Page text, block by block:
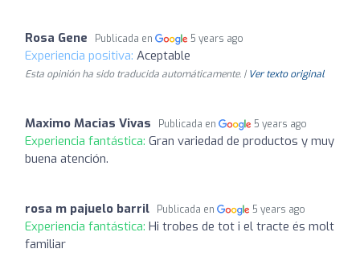
Rosa Gene Publicada en 5 years ago
Experiencia positiva: Aceptable
Esta opinión ha sido traducida automáticamente. | Ver texto original
Maximo Macias Vivas Publicada en 5 years ago
Experiencia fantástica: Gran variedad de productos y muy
buena atención.
rosa m pajuelo barril Publicada en 5 years ago
Experiencia fantástica: Hi trobes de tot i el tracte és molt
familiar